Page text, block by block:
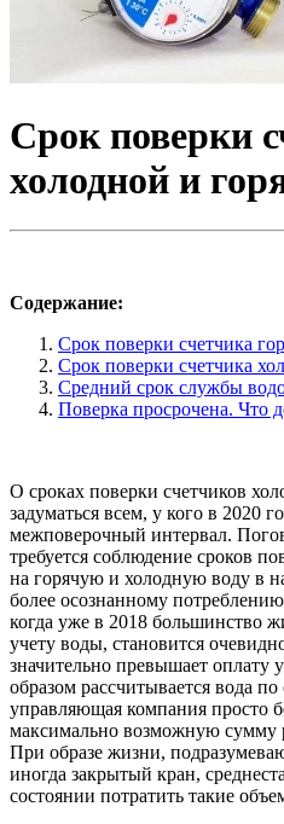
Срок поверки
холодной и
Содержание:
Срок поверки счетчика
Срок поверки счетчика
Средний срок службы
Поверка просрочена. Что
О сроках поверки счетчиков
задуматься всем, у кого в 2020
межповерочный интервал.
требуется соблюдение сроков
на горячую и холодную воду в
более осознанному
когда уже в 2018 большинство
учету воды, становится
значительно превышает оплату
образом рассчитывается вода
управляющая компания просто
максимально возможную сумму
При образе жизни,
иногда закрытый кран,
состоянии потратить такие